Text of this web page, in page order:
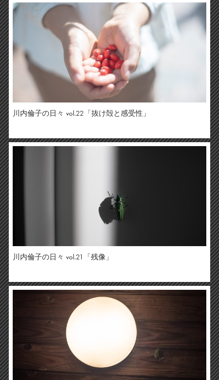
川内倫子の日々 vol.22「抜け殻と感受性」
川内倫子の日々 vol.21「残像」